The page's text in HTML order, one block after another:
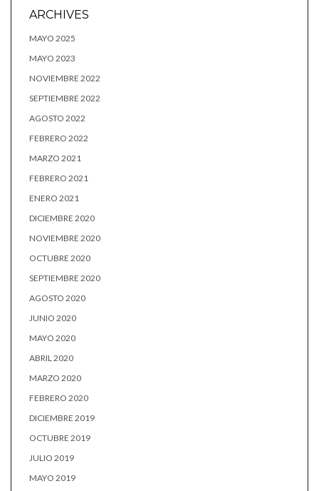
ARCHIVES
MAYO 2025
MAYO 2023
NOVIEMBRE 2022
SEPTIEMBRE 2022
AGOSTO 2022
FEBRERO 2022
MARZO 2021
FEBRERO 2021
ENERO 2021
DICIEMBRE 2020
NOVIEMBRE 2020
OCTUBRE 2020
SEPTIEMBRE 2020
AGOSTO 2020
JUNIO 2020
MAYO 2020
ABRIL 2020
MARZO 2020
FEBRERO 2020
DICIEMBRE 2019
OCTUBRE 2019
JULIO 2019
MAYO 2019